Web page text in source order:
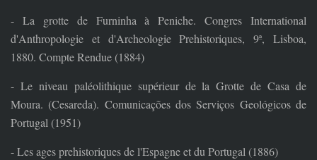
- La grotte de Furninha à Peniche. Congres International
d'Anthropologie et d'Archeologie Prehistoriques, 9ª, Lisboa,
1880. Compte Rendue (1884)
- Le niveau paléolithique supérieur de la Grotte de Casa de
Moura. (Cesareda). Comunicações dos Serviços Geológicos de
Portugal (1951)
- Les ages prehistoriques de l'Espagne et du Portugal (1886)